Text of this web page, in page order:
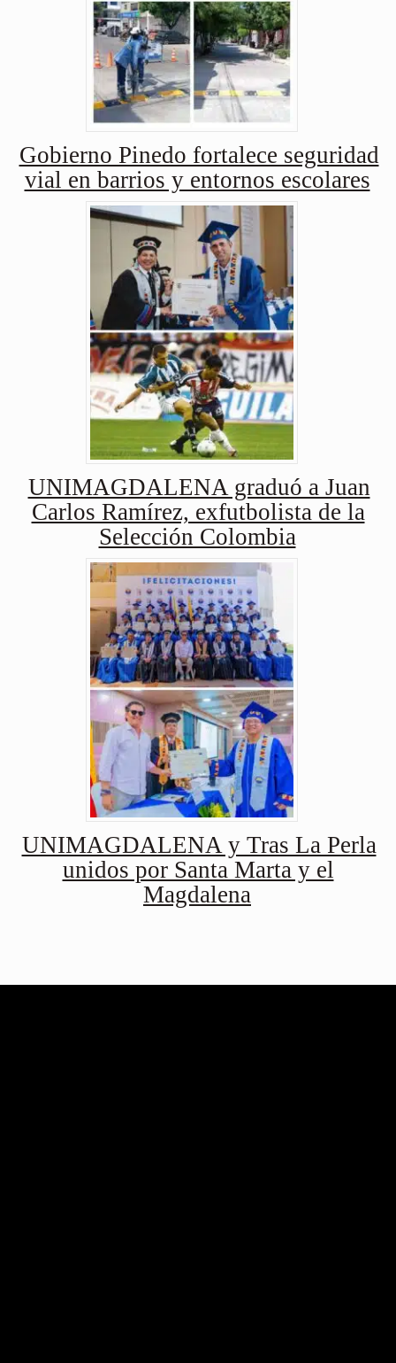
Gobierno Pinedo fortalece seguridad
vial en barrios y entornos escolares
UNIMAGDALENA graduó a Juan
Carlos Ramírez, exfutbolista de la
Selección Colombia
UNIMAGDALENA y Tras La Perla
unidos por Santa Marta y el
Magdalena